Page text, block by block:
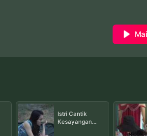
Istri Cantik
Kesayangan